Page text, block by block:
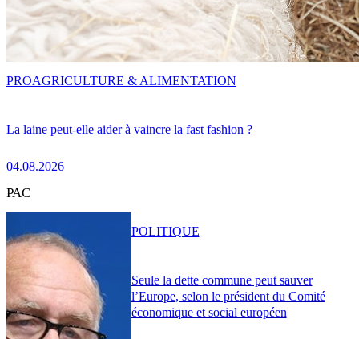
La laine peut-elle aider à vaincre la fast fashion ?
04.08.2026
PROAGRICULTURE & ALIMENTATION
PAC
Seule la dette commune peut sauver
l’Europe, selon le président du Comité
économique et social européen
POLITIQUE